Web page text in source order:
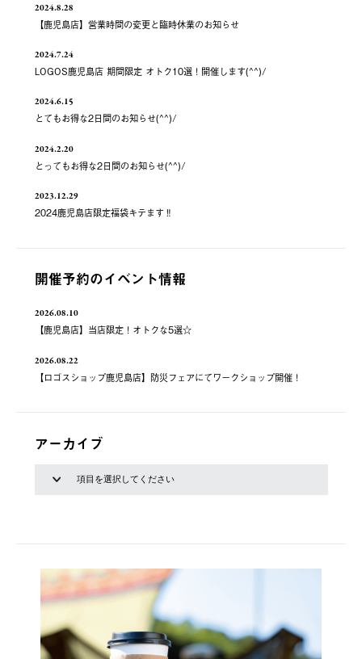
2024.8.28
【鹿児島店】営業時間の変更と臨時休業のお知らせ
2024.7.24
LOGOS鹿児島店 期間限定 オトク10選！開催します(^^)/
2024.6.15
とてもお得な2日間のお知らせ(^^)/
2024.2.20
とってもお得な2日間のお知らせ(^^)/
2023.12.29
2024鹿児島店限定福袋キテます‼️
開催予約のイベント情報
2026.08.10
【鹿児島店】当店限定！オトクな5選☆
2026.08.22
【ロゴスショップ鹿児島店】防災フェアにてワークショップ開催！
アーカイブ